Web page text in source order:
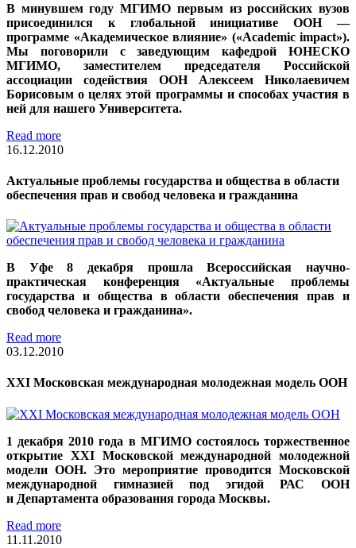
В минувшем году МГИМО первым из российских вузов
присоединился к глобальной инициативе ООН —
программе «Академическое влияние» («Academic impact»).
Мы поговорили с заведующим кафедрой ЮНЕСКО
МГИМО, заместителем председателя Российской
ассоциации содействия ООН Алексеем Николаевичем
Борисовым о целях этой программы и способах участия в
ней для нашего Университета.
Read more
16.12.2010
Актуальные проблемы государства и общества в области
обеспечения прав и свобод человека и гражданина
В Уфе 8 декабря прошла Всероссийская научно-
практическая конференция «Актуальные проблемы
государства и общества в области обеспечения прав и
свобод человека и гражданина».
Read more
03.12.2010
XXI Московская международная молодежная модель ООН
1 декабря 2010 года в МГИМО состоялось торжественное
открытие XXI Московской международной молодежной
модели ООН. Это мероприятие проводится Московской
международной гимназией под эгидой РАС ООН
и Департамента образования города Москвы.
Read more
11.11.2010